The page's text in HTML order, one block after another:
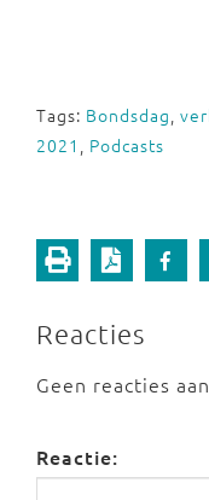
Tags: Bondsdag,
2021 , Podcasts
Reacties
Geen reacties
Reactie: